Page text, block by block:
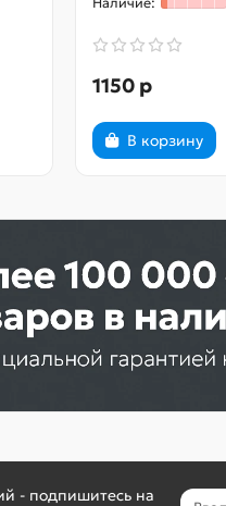
1150 р
В корзину
- подпишитесь на